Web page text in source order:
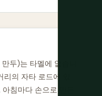
두)는 타멜에 없습니
의 자타 로드에 있
침마다 손으로 만든